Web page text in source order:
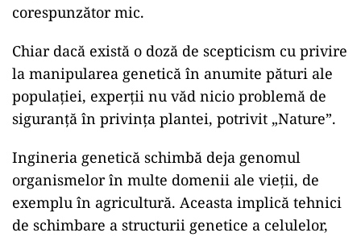
corespunzător mic.
Chiar dacă există o doză de scepticism cu privire
la manipularea genetică în anumite pături ale
populației, experții nu văd nicio problemă de
siguranță în privința plantei, potrivit „Nature”.
Ingineria genetică schimbă deja genomul
organismelor în multe domenii ale vieții, de
exemplu în agricultură. Aceasta implică tehnici
de schimbare a structurii genetice a celulelor,